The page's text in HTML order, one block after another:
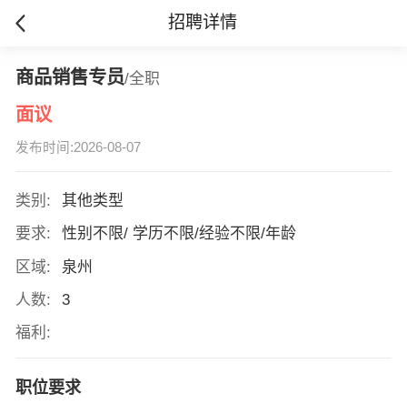
招聘详情
商品销售专员/全职
面议
发布时间:2026-08-07
类别:
其他类型
要求:
性别不限/ 学历不限/经验不限/年龄
区域:
泉州
人数:
3
福利:
职位要求